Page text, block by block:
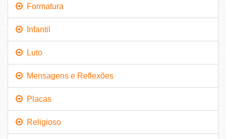
Formatura
Infantil
Luto
Mensagens e Reflexões
Placas
Religioso